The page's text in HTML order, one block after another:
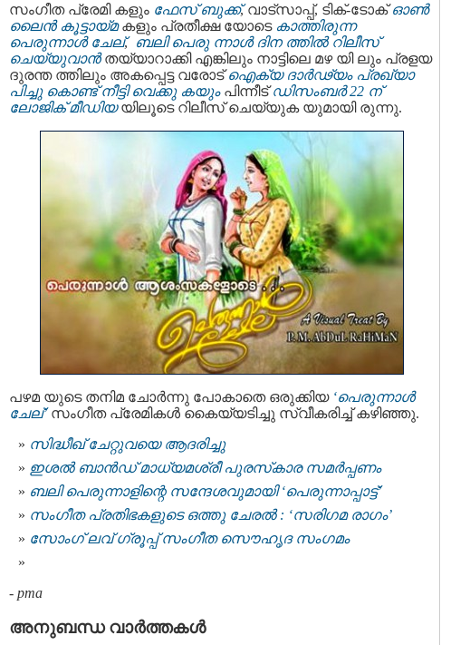
സംഗീത പ്രേമി കളും ഫേസ് ബുക്ക്, വാട്സാപ്പ്, ടിക്-ടോക്ഓൺ
ലൈൻ കൂട്ടായ്മ കളും പ്രതീക്ഷ യോടെ കാത്തിരുന്ന
പെരുന്നാൾ ചേല്, ബലി പെരു ന്നാൾ ദിന ത്തിൽ റിലീസ്
ചെയ്യുവാൻ തയ്യാറാക്കി എങ്കിലും നാട്ടിലെ മഴ യി ലും പ്രളയ
ദുരന്ത ത്തിലും അകപ്പെട്ട വരോട്ഐക്യ ദാർഢ്യം പ്രഖ്യാ
പിച്ചു കൊണ്ട് നീട്ടി വെക്കു കയുംപിന്നീട്ഡിസംബർ 22 ന്
ലോജിക് മീഡിയ യിലൂടെ റിലീസ് ചെയ്യുക യുമായി രുന്നു.
പഴമ യുടെ തനിമ ചോർന്നു പോകാതെ ഒരുക്കിയ‘പെരുന്നാൾ
ചേല്’ സംഗീത പ്രേമികൾ കൈയ്യടിച്ചു സ്വീകരിച്ച്‌ കഴിഞ്ഞു.
സിദ്ധീഖ് ചേറ്റുവയെ ആദരിച്ചു
ഇശല്‍ ബാന്‍ഡ് മാധ്യമശ്രീ പുരസ്‌കാര സമര്‍പ്പണം
ബലി പെരുന്നാളിന്റെ സന്ദേശവുമായി ‘പെരുന്നാപ്പാട്ട്’
സംഗീത പ്രതിഭകളുടെ ഒത്തു ചേരല്‍ : ‘സരിഗമ രാഗം’
സോംഗ് ലവ് ഗ്രൂപ്പ് സംഗീത സൌഹൃദ സംഗമം
- pma
അനുബന്ധ വാര്‍ത്തകള്‍